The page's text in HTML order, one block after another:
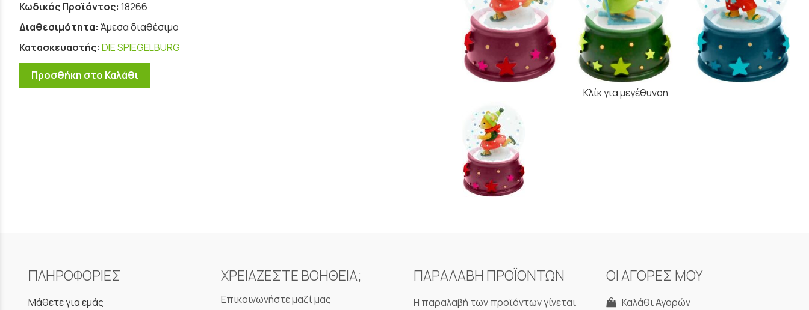
Κλίκ για μεγέθυνση
Κωδικός Προϊόντος: 18266
Διαθεσιμότητα: Άμεσα διαθέσιμο
Κατασκευαστής: DIE SPIEGELBURG
Προσθήκη στο Καλάθι
ΠΛΗΡΟΦΟΡΙΕΣ
Μάθετε για εμάς
ΧΡΕΙΑΖΕΣΤΕ ΒΟΗΘΕΙΑ;
Επικοινωνήστε μαζί μας
ΠΑΡΑΛΑΒΗ ΠΡΟΪΟΝΤΩΝ
Η παραλαβή των προϊόντων γίνεται
ΟΙ ΑΓΟΡΕΣ ΜΟΥ
Καλάθι Αγορών